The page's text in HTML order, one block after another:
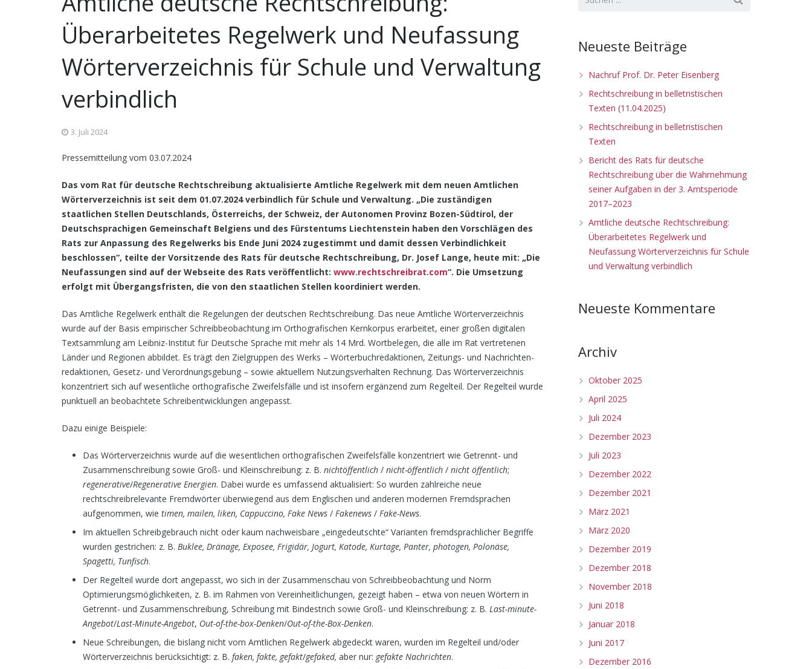
Überarbeitetes Regelwerk und Neufassung
Wörterverzeichnis für Schule und Verwaltung
verbindlich
3. Juli 2024
Pressemitteilung vom 03.07.2024
Das vom Rat für deutsche Rechtschreibung aktualisierte Amtliche Regelwerk mit dem neuen Amtlichen
Wörterverzeichnis ist seit dem 01.07.2024 verbindlich für Schule und Verwaltung. „Die zuständigen
staatlichen Stellen Deutschlands, Österreichs, der Schweiz, der Autonomen Provinz Bozen-Südtirol, der
Deutschsprachigen Gemeinschaft Belgiens und des Fürstentums Liechtenstein haben den Vorschlägen des
Rats zur Anpassung des Regelwerks bis Ende Juni 2024 zugestimmt und damit dessen Verbindlichkeit
beschlossen“, teilte der Vorsitzende des Rats für deutsche Rechtschreibung, Dr. Josef Lange, heute mit: „Die
Neufassungen sind auf der Webseite des Rats veröffentlicht: www.rechtschreibrat.com“. Die Umsetzung
erfolgt mit Übergangsfristen, die von den staatlichen Stellen koordiniert werden.
Das Amtliche Regel­werk enthält die Regelungen der deutschen Rechtschrei­bung. Das neue Amtliche Wörterverzeichnis
wurde auf der Basis empirischer Schreibbeobachtung im Orthografischen Kernkorpus erarbeitet, einer großen digitalen
Textsammlung am Leibniz-Institut für Deutsche Sprache mit mehr als 14 Mrd. Wortbelegen, die alle im Rat vertretenen
Länder und Regionen abbildet. Es trägt den Zielgruppen des Werks – Wörterbuchredaktionen, Zeitungs- und Nachrichten­
redaktionen, Gesetz- und Verordnungsgebung – sowie aktuellem Nutzungsverhalten Rechnung. Das Wörterverzeichnis
konzentriert sich auf wesentliche orthografische Zweifelsfälle und ist insofern ergänzend zum Regelteil. Der Regelteil wurde
punktuell an beobachtete Schreibentwicklungen angepasst.
Dazu einige Beispiele:
Das Wörterverzeichnis wurde auf die wesentlichen orthografischen Zweifelsfälle konzentriert wie Getrennt- und
Zusammenschreibung sowie Groß- und Kleinschreibung: z. B. nichtöffentlich / nicht-öffentlich / nicht öffentlich;
regenerative/Regenerative Energien. Dabei wurde es umfassend aktualisiert: So wurden zahlreiche neue
rechtschreibrelevante Fremdwörter überwiegend aus dem Englischen und anderen modernen Fremd­sprachen
aufgenommen, wie timen, mailen, liken, Cappuccino, Fake News / Fakenews / Fake-News.
Im aktuellen Schreibgebrauch nicht oder kaum nachweisbare „eingedeutschte“ Varianten fremdsprachlicher Begriffe
wurden gestrichen: z. B. Buklee, Dränage, Exposee, Frigidär, Jogurt, Katode, Kurtage, Panter, photogen, Polonäse,
Spagetti, Tunfisch.
Der Regelteil wurde dort angepasst, wo sich in der Zusammenschau von Schreibbeobachtung und Norm
Optimierungsmöglichkeiten, z. B. im Rahmen von Vereinheitlichungen, gezeigt haben – etwa von neuen Wörtern in
Getrennt- und Zusammen­schreibung, Schreibung mit Bindestrich sowie Groß- und Kleinschreibung: z. B. Last-minute-
Angebot/Last-Minute-Angebot, Out-of-the-box-Denken/Out-of-the-Box-Denken.
Neue Schreibungen, die bislang nicht vom Amtlichen Regelwerk abgedeckt waren, wurden im Regelteil und/oder
Wörterverzeichnis berücksichtigt: z. B. faken, fakte, gefakt/gefaked, aber nur: gefakte Nachrichten.
Neueste Beiträge
Nachruf Prof. Dr. Peter Eisenberg
Rechtschreibung in belletristischen
Texten (11.04.2025)
Rechtschreibung in belletristischen
Texten
Bericht des Rats für deutsche
Rechtschreibung über die Wahrnehmung
seiner Aufgaben in der 3. Amtsperiode
2017–2023
Amtliche deutsche Rechtschreibung:
Überarbeitetes Regelwerk und
Neufassung Wörterverzeichnis für Schule
und Verwaltung verbindlich
Neueste Kommentare
Archiv
Oktober 2025
April 2025
Juli 2024
Dezember 2023
Juli 2023
Dezember 2022
Dezember 2021
März 2021
März 2020
Dezember 2019
Dezember 2018
November 2018
Juni 2018
Januar 2018
Juni 2017
Dezember 2016